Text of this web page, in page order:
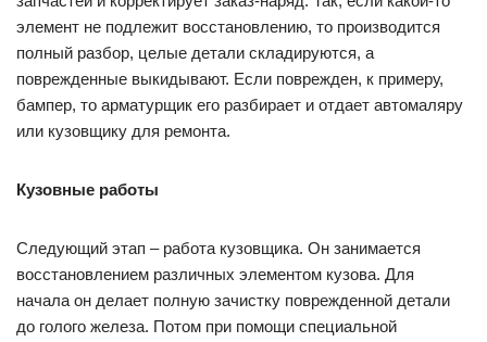
элемент не подлежит восстановлению, то производится
полный разбор, целые детали складируются, а
поврежденные выкидывают. Если поврежден, к примеру,
бампер, то арматурщик его разбирает и отдает автомаляру
или кузовщику для ремонта.
Кузовные работы
Следующий этап – работа кузовщика. Он занимается
восстановлением различных элементом кузова. Для
начала он делает полную зачистку поврежденной детали
до голого железа. Потом при помощи специальной